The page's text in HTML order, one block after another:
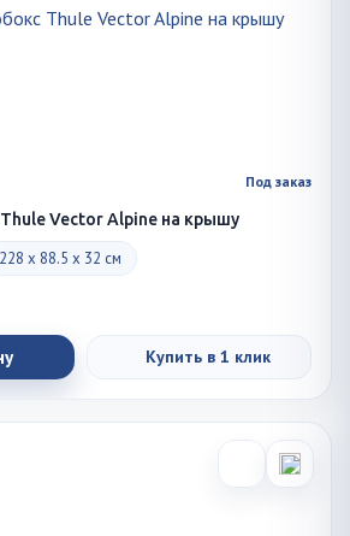
Под заказ
Vector Alpine на крышу
228 x 88.5 x 32 см
Купить в 1 клик